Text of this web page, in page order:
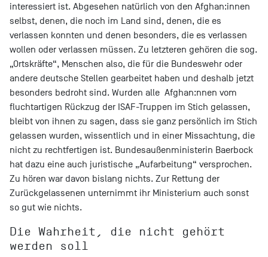
interessiert ist. Abgesehen natürlich von den Afghan:innen
selbst, denen, die noch im Land sind, denen, die es
verlassen konnten und denen besonders, die es verlassen
wollen oder verlassen müssen. Zu letzteren gehören die sog.
„Ortskräfte“, Menschen also, die für die Bundeswehr oder
andere deutsche Stellen gearbeitet haben und deshalb jetzt
besonders bedroht sind. Wurden alle Afghan:nnen vom
fluchtartigen Rückzug der ISAF-Truppen im Stich gelassen,
bleibt von ihnen zu sagen, dass sie ganz persönlich im Stich
gelassen wurden, wissentlich und in einer Missachtung, die
nicht zu rechtfertigen ist. Bundesaußenministerin Baerbock
hat dazu eine auch juristische „Aufarbeitung“ versprochen.
Zu hören war davon bislang nichts. Zur Rettung der
Zurückgelassenen unternimmt ihr Ministerium auch sonst
so gut wie nichts.
Die Wahrheit, die nicht gehört
werden soll